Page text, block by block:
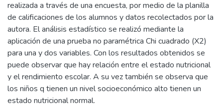
realizada a través de una encuesta, por medio de la planilla
de calificaciones de los alumnos y datos recolectados por la
autora. El análisis estadístico se realizó mediante la
aplicación de una prueba no paramétrica Chi cuadrado (X2)
para una y dos variables. Con los resultados obtenidos se
puede observar que hay relación entre el estado nutricional
y el rendimiento escolar. A su vez también se observa que
los niños q tienen un nivel socioeconómico alto tienen un
estado nutricional normal.